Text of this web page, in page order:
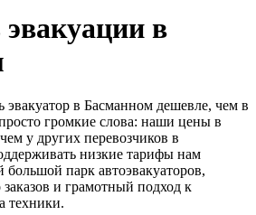
в
эвакуатор в Басманном дешевле, чем в
громкие слова: наши цены в
у других перевозчиков в
низкие тарифы нам
большой парк автоэвакуаторов,
заказов и грамотный подход к
техники.